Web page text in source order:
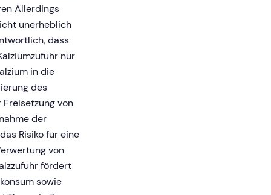
Allerdings
unerheblich
dass
nur
in die
des
von
der
Risiko für eine
von
fördert
sowie